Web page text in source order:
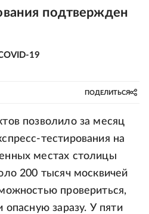
подтвержден
19
ПОДЕЛИТЬСЯ
позволило за месяц
тестирования на
местах столицы
200 тысяч москвичей
провериться,
опасную заразу. У пяти